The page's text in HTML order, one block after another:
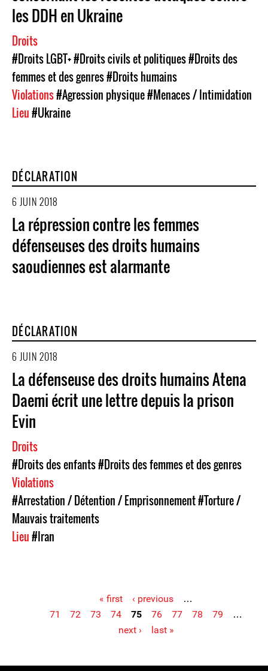
les DDH en Ukraine
Droits
#Droits LGBT+#Droits civils et politiques#Droits des
femmes et des genres#Droits humains
Violations#Agression physique#Menaces / Intimidation
Lieu#Ukraine
DÉCLARATION
6 JUIN 2018
La répression contre les femmes
défenseuses des droits humains
saoudiennes est alarmante
DÉCLARATION
6 JUIN 2018
La défenseuse des droits humains Atena
Daemi écrit une lettre depuis la prison
Evin
Droits
#Droits des enfants#Droits des femmes et des genres
Violations
#Arrestation / Détention / Emprisonnement#Torture /
Mauvais traitements
Lieu#Iran
« first ‹ previous
…
71
72 73 74 75 76 77 78 79
…
next ›
last »